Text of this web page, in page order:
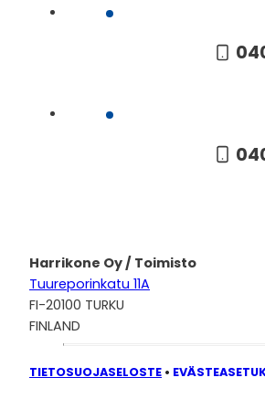
Harrikone Oy / Toimisto
Tuureporinkatu 11A
FI-20100 TURKU
FINLAND
TIETOSUOJASELOSTE •